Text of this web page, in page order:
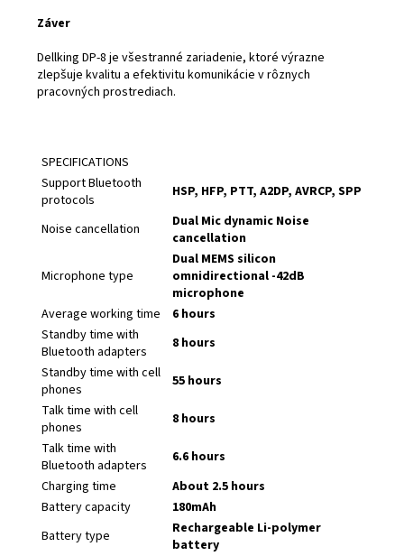
Záver
Dellking DP-8 je všestranné zariadenie, ktoré výrazne
zlepšuje kvalitu a efektivitu komunikácie v rôznych
pracovných prostrediach.
SPECIFICATIONS
Support Bluetooth
protocols
HSP, HFP, PTT, A2DP, AVRCP, SPP
Noise cancellation
Dual Mic dynamic Noise
cancellation
Microphone type
Dual MEMS silicon
omnidirectional -42dB
microphone
Average working time
6 hours
Standby time with
Bluetooth adapters
8 hours
Standby time with cell
phones
55 hours
Talk time with cell
phones
8 hours
Talk time with
Bluetooth adapters
6.6 hours
Charging time
About 2.5 hours
Battery capacity
180mAh
Battery type
Rechargeable Li-polymer
battery